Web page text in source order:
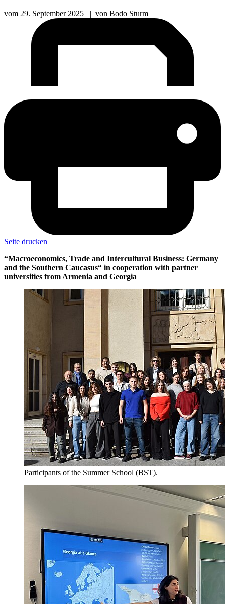
vom 29. September 2025 | von Bodo Sturm
Seite drucken
“Macroeconomics, Trade and Intercultural Business: Germany
and the Southern Caucasus“ in cooperation with partner
universities from Armenia and Georgia
Participants of the Summer School (BST).